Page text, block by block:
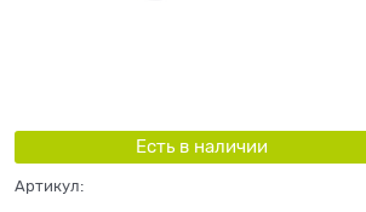
Есть в наличии
Артикул: